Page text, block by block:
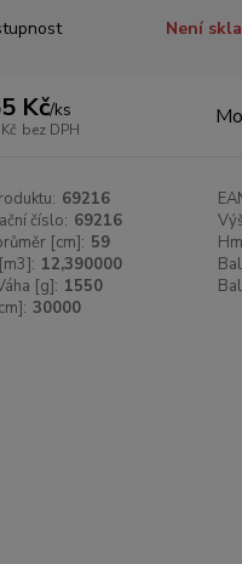
Není
Kč/ks
bez DPH
69216
číslo: 69216
[cm]: 59
12,390000
[g]: 1550
30000